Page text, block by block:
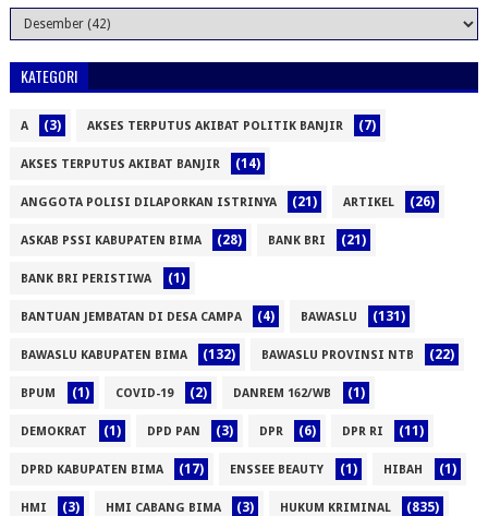
KATEGORI
A (3) AKSES TERPUTUS AKIBAT POLITIK BANJIR (7)
AKSES TERPUTUS AKIBAT BANJIR (14)
ANGGOTA POLISI DILAPORKAN ISTRINYA (21) ARTIKEL (26)
ASKAB PSSI KABUPATEN BIMA (28) BANK BRI (21)
BANK BRI PERISTIWA (1)
BANTUAN JEMBATAN DI DESA CAMPA (4) BAWASLU (131)
BAWASLU KABUPATEN BIMA (132) BAWASLU PROVINSI NTB (22)
BPUM (1) COVID-19 (2) DANREM 162/WB (1)
DEMOKRAT (1) DPD PAN (3) DPR (6) DPR RI (11)
DPRD KABUPATEN BIMA (17) ENSSEE BEAUTY (1) HIBAH (1)
HMI (3) HMI CABANG BIMA (3) HUKUM KRIMINAL (835)